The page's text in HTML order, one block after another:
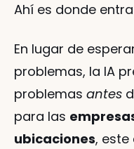
Ahí es donde
En lugar de
problemas, la IA
problemas antes
para las
ubicaciones,